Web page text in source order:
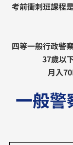
考前衝刺班課程
四等一般行政警
37歲以
月入
一般警